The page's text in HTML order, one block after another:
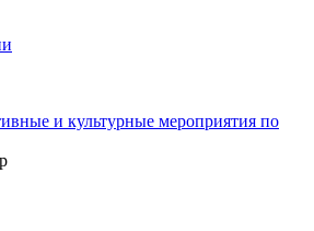
и культурные мероприятия по